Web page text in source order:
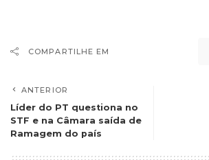
COMPARTILHE EM
ANTERIOR
Líder do PT questiona no
STF e na Câmara saída de
Ramagem do país